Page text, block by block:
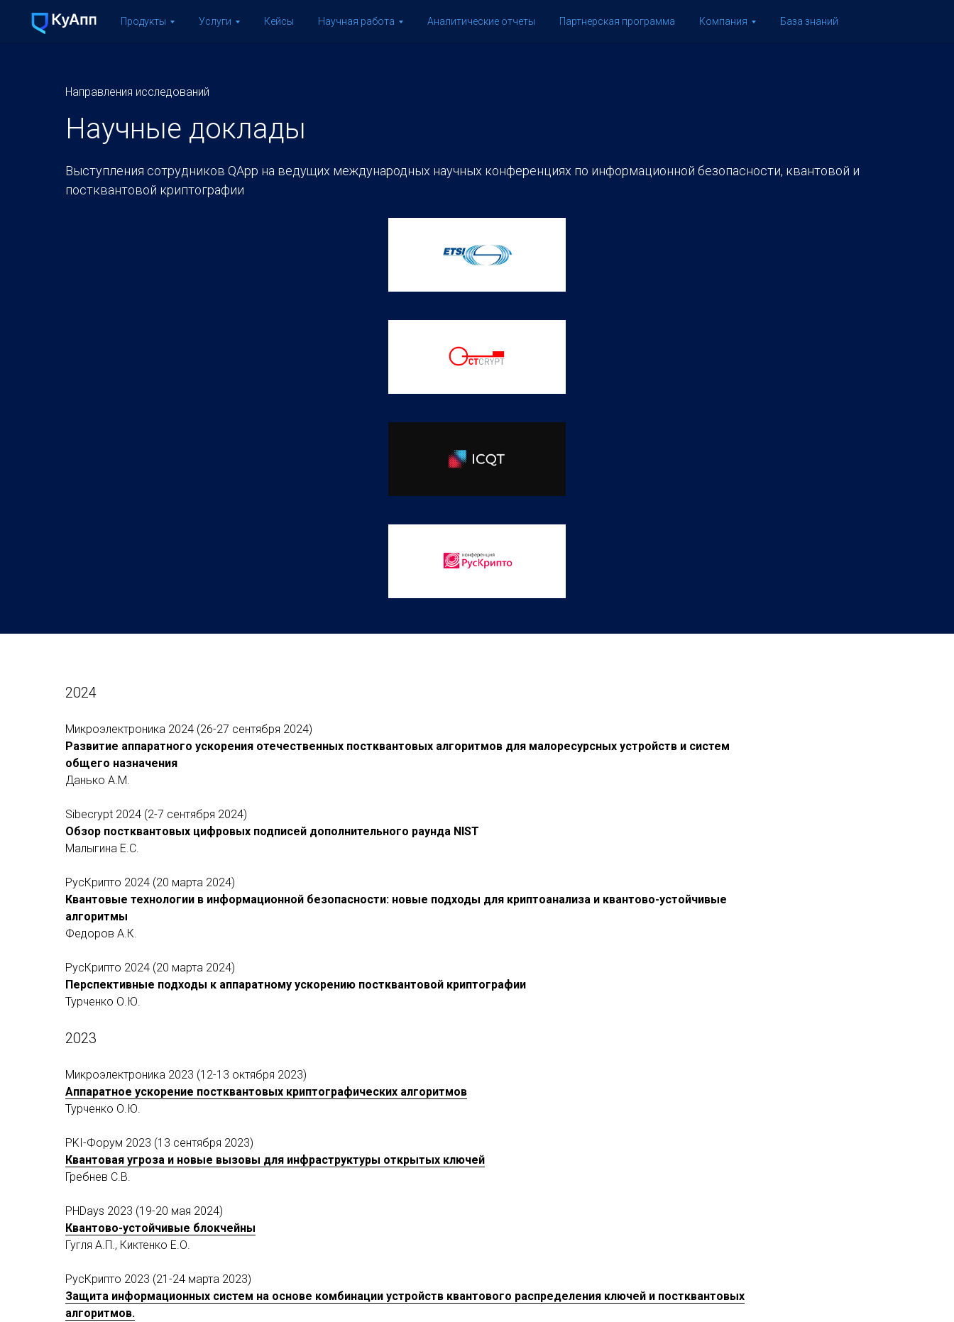
Продукты Услуги Кейсы Научная работа Аналитические отчеты Партнерская программа Компания База знаний
Направления исследований
Научные доклады
Выступления сотрудников QApp на ведущих международных научных конференциях по информационной безопасности, квантовой и
постквантовой криптографии
2024
Микроэлектроника 2024 (26-27 сентября 2024)
Развитие аппаратного ускорения отечественных постквантовых алгоритмов для малоресурсных устройств и систем
общего назначения
Данько А.М.
Sibecrypt 2024 (2-7 сентября 2024)
Обзор постквантовых цифровых подписей дополнительного раунда NIST
Малыгина Е.С.
РусКрипто 2024 (20 марта 2024)
Квантовые технологии в информационной безопасности: новые подходы для криптоанализа и квантово-устойчивые
алгоритмы
Федоров А.К.
РусКрипто 2024 (20 марта 2024)
Перспективные подходы к аппаратному ускорению постквантовой криптографии
Турченко О.Ю.
2023
Микроэлектроника 2023 (12-13 октября 2023)
Аппаратное ускорение постквантовых криптографических алгоритмов
Турченко О.Ю.
PKI-Форум 2023 (13 сентября 2023)
Квантовая угроза и новые вызовы для инфраструктуры открытых ключей
Гребнев С.В.
PHDays 2023 (19-20 мая 2024)
Квантово-устойчивые блокчейны
Гугля А.П., Киктенко Е.О.
РусКрипто 2023 (21-24 марта 2023)
Защита информационных систем на основе комбинации устройств квантового распределения ключей и постквантовых
алгоритмов.